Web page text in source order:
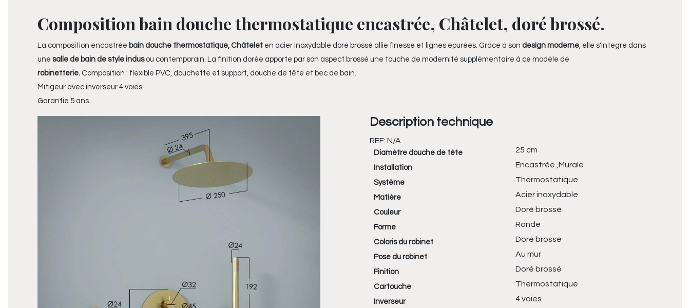
Composition bain douche thermostatique encastrée, Châtelet, doré brossé.
La composition encastrée bain douche thermostatique, Châtelet en acier inoxydable doré brossé allie finesse et lignes épurées. Grâce à son design moderne , elle s'intègre dans
une salle de bain de style indusou contemporain. La finition dorée apporte par son aspect brossé une touche de modernité supplémentaire à ce modèle de
robinetterie. Composition : flexible PVC, douchette et support, douche de tête et bec de bain.
Mitigeur avec inverseur 4 voies
Garantie 5 ans.
Description technique
REF: N/A
Diamètre douche de tête 25 cm
Installation Encastrée ,Murale
Système Thermostatique
Matière Acier inoxydable
Couleur Doré brossé
Forme Ronde
Coloris du robinet Doré brossé
Pose du robinet Au mur
Finition Doré brossé
Cartouche Thermostatique
Inverseur 4 voies